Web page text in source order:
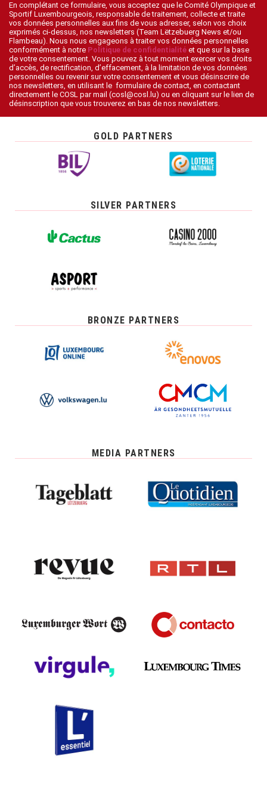
En complétant ce formulaire, vous acceptez que le Comité Olympique et
Sportif Luxembourgeois, responsable de traitement, collecte et traite
vos données personnelles aux fins de vous adresser, selon vos choix
exprimés ci-dessus, nos newsletters (Team Lëtzebuerg News et/ou
Flambeau). Nous nous engageons à traiter vos données personnelles
conformément à notre Politique de confidentialité et que sur la base
de votre consentement. Vous pouvez à tout moment exercer vos droits
d’accès, de rectification, d’effacement, à la limitation de vos données
personnelles ou revenir sur votre consentement et vous désinscrire de
nos newsletters, en utilisant le formulaire de contact, en contactant
directement le COSL par mail (cosl@cosl.lu) ou en cliquant sur le lien de
désinscription que vous trouverez en bas de nos newsletters.
GOLD PARTNERS
SILVER PARTNERS
BRONZE PARTNERS
MEDIA PARTNERS